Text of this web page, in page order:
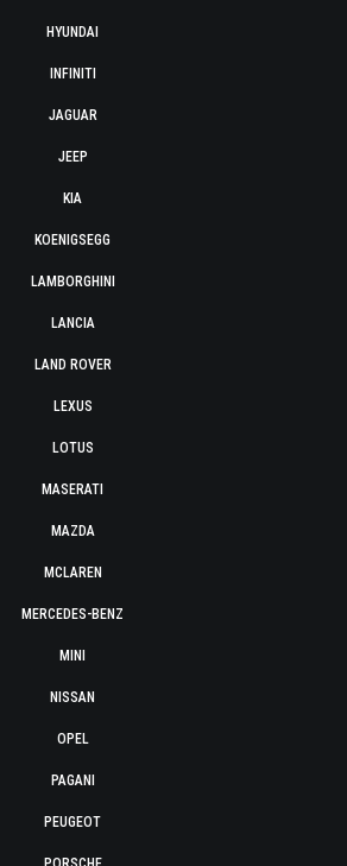
HYUNDAI
INFINITI
JAGUAR
JEEP
KIA
KOENIGSEGG
LAMBORGHINI
LANCIA
LAND ROVER
LEXUS
LOTUS
MASERATI
MAZDA
MCLAREN
MERCEDES-BENZ
MINI
NISSAN
OPEL
PAGANI
PEUGEOT